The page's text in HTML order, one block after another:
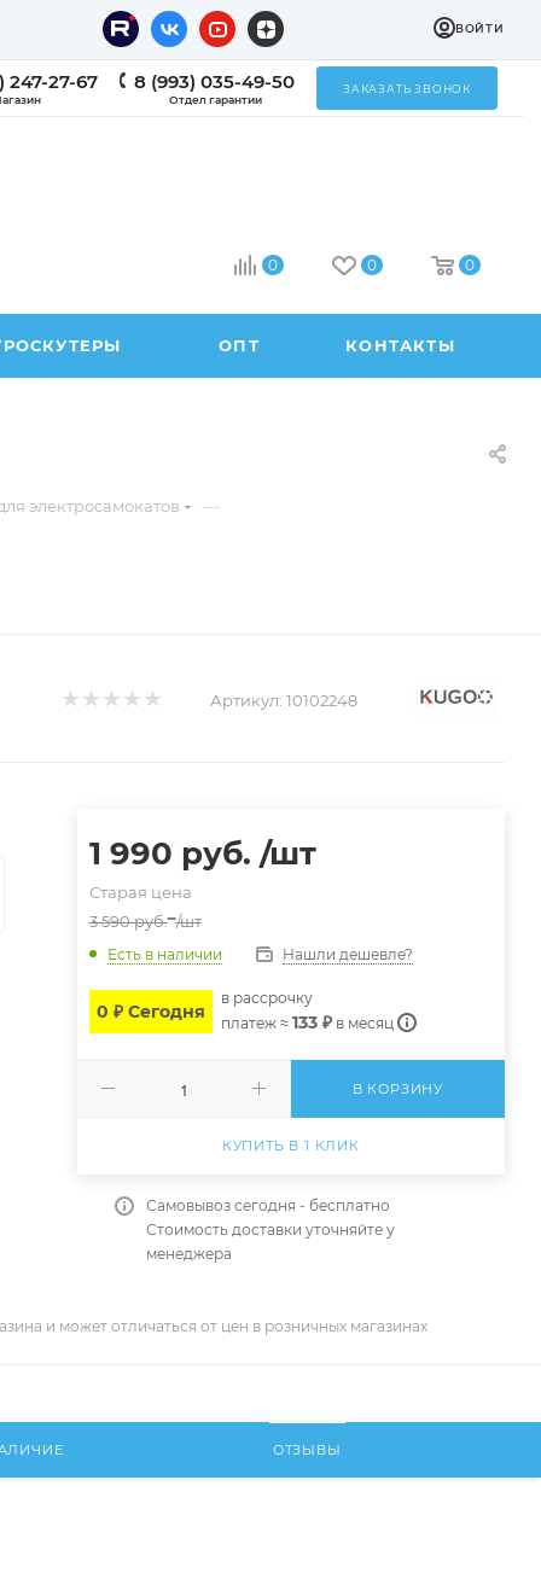
ВОЙТИ
247-27-67 8 (993) 035-49-50
Отдел гарантии
ЗАКАЗАТЬ ЗВОНОК
0 0 0
ОПТ КОНТАКТЫ
электросамокатов —
Артикул: 10102248
1 990 руб. /шт
Старая цена
3 590руб. /шт
Есть в наличии Нашли дешевле?
0 ₽ Сегодня
в расcрочку
платеж ≈ 133 ₽в месяц
В КОРЗИНУ
КУПИТЬ В 1 КЛИК
Самовывоз сегодня - бесплатно
Стоимость доставки уточняйте у
менеджера
и может отличаться от цен в розничных магазинах
ОТЗЫВЫ